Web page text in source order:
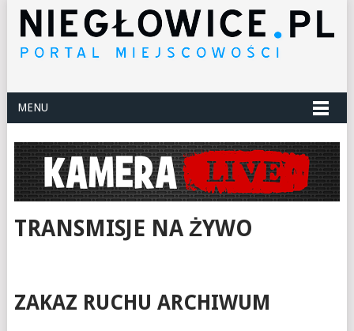
MENU
TRANSMISJE NA ŻYWO
ZAKAZ RUCHU ARCHIWUM